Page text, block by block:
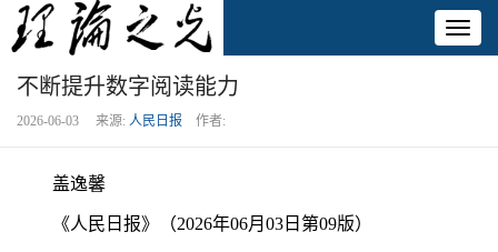
不断提升数字阅读能力
2026-06-03 来源: 人民日报 作者:
盖逸馨
《人民日报》（2026年06月03日第09版）